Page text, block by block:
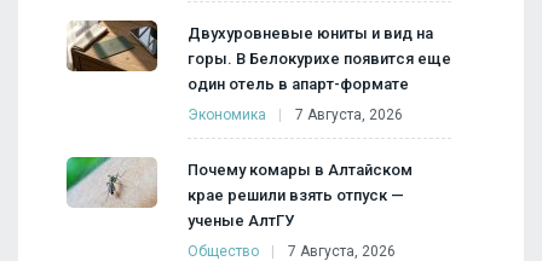
Двухуровневые юниты и вид на
горы. В Белокурихе появится еще
один отель в апарт-формате
Экономика 7 Августа, 2026
Почему комары в Алтайском
крае решили взять отпуск —
ученые АлтГУ
Общество 7 Августа, 2026